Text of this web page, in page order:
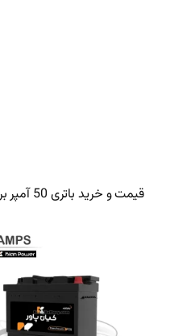
قیمت و خرید باتری 50 آمپر برای ماشین ام جی سایبرستر